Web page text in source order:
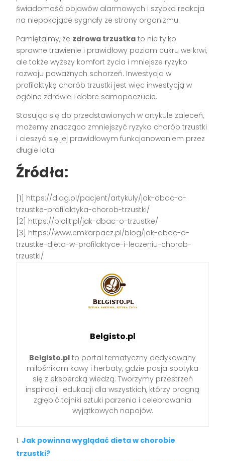
świadomość objawów alarmowych i szybka reakcja
na niepokojące sygnały ze strony organizmu.
Pamiętajmy, że zdrowa trzustka to nie tylko
sprawne trawienie i prawidłowy poziom cukru we krwi,
ale także wyższy komfort życia i mniejsze ryzyko
rozwoju poważnych schorzeń. Inwestycja w
profilaktykę chorób trzustki jest więc inwestycją w
ogólne zdrowie i dobre samopoczucie.
Stosując się do przedstawionych w artykule zaleceń,
możemy znacząco zmniejszyć ryzyko chorób trzustki
i cieszyć się jej prawidłowym funkcjonowaniem przez
długie lata.
Źródła:
[1] https://diag.pl/pacjent/artykuly/jak-dbac-o-
trzustke-profilaktyka-chorob-trzustki/
[2] https://biolit.pl/jak-dbac-o-trzustke/
[3] https://www.cmkarpacz.pl/blog/jak-dbac-o-
trzustke-dieta-w-profilaktyce-i-leczeniu-chorob-
trzustki/
Belgisto.pl
Belgisto.pl to portal tematyczny dedykowany
miłośnikom kawy i herbaty, gdzie pasja spotyka
się z ekspercką wiedzą. Tworzymy przestrzeń
inspiracji i edukacji dla wszystkich, którzy pragną
zgłębić tajniki sztuki parzenia i celebrowania
wyjątkowych napojów.
Jak powinna wyglądać dieta w chorobie
trzustki?